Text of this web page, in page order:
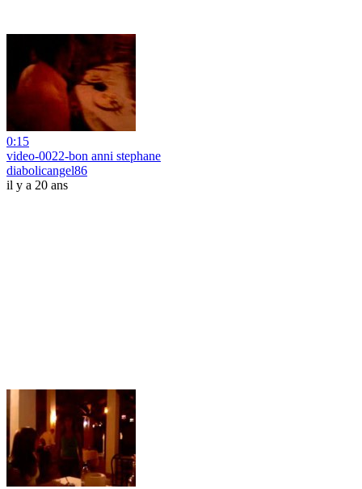
0:15
video-0022-bon anni stephane
diabolicangel86
il y a 20 ans